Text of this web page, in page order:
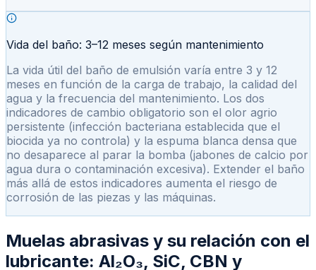
Vida del baño: 3–12 meses según mantenimiento
La vida útil del baño de emulsión varía entre 3 y 12
meses en función de la carga de trabajo, la calidad del
agua y la frecuencia del mantenimiento. Los dos
indicadores de cambio obligatorio son el olor agrio
persistente (infección bacteriana establecida que el
biocida ya no controla) y la espuma blanca densa que
no desaparece al parar la bomba (jabones de calcio por
agua dura o contaminación excesiva). Extender el baño
más allá de estos indicadores aumenta el riesgo de
corrosión de las piezas y las máquinas.
Muelas abrasivas y su relación con el
lubricante: Al₂O₃, SiC, CBN y